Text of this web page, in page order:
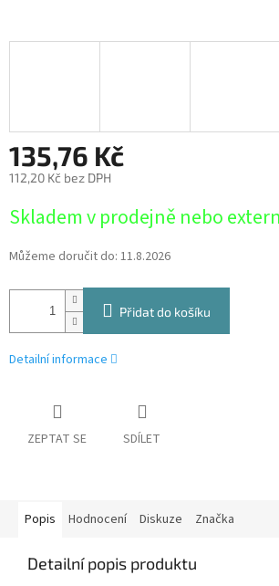
135,76 Kč
112,20 Kč bez DPH
cena:
Skladem v prodejně nebo
Můžeme doručit do: 11.8.2026
Přidat do košíku
Detailní informace
ZEPTAT SE SDÍLET
Popis Hodnocení Diskuze Značka
Detailní popis produktu